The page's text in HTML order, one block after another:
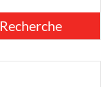
Recherche